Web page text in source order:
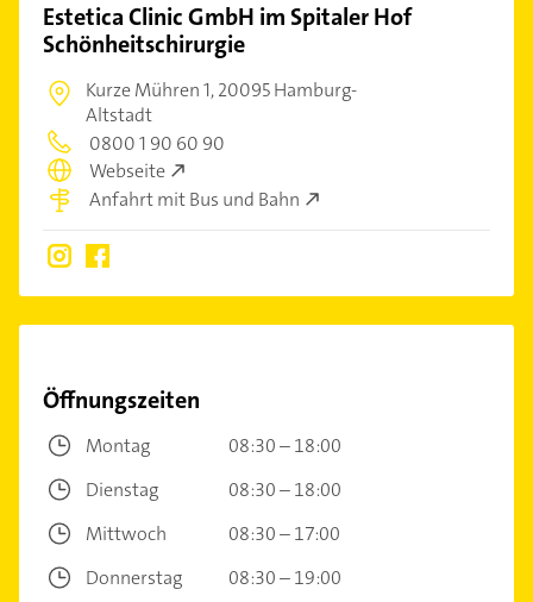
Estetica Clinic GmbH im Spitaler Hof
Schönheitschirurgie
Kurze Mühren 1,20095 Hamburg-
Altstadt
0800 1 90 60 90
Webseite
Anfahrt mit Bus und Bahn
Öffnungszeiten
Montag
08:30 – 18:00
Dienstag
08:30 – 18:00
Mittwoch
08:30 – 17:00
Donnerstag
08:30 – 19:00